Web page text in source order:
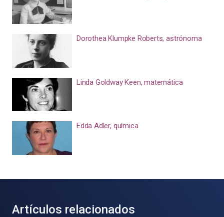
Dorothea Klumpke Roberts, astrónoma
Linda Goldway Keen, matemática
Edda Adler, química
Artículos relacionados